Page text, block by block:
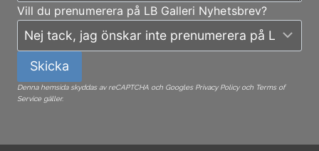
Vill du prenumerera på LB Galleri Nyhetsbrev?
Skicka
Denna hemsida skyddas av reCAPTCHA och Googles Privacy Policy och Terms of
Service gäller.